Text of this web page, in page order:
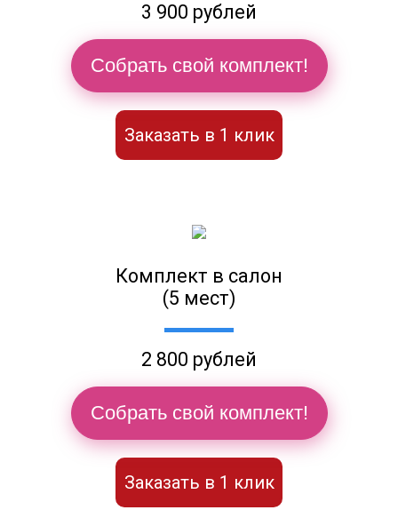
3 900 рублей
Собрать свой комплект!
Заказать в 1 клик
Комплект в салон
(5 мест)
2 800 рублей
Собрать свой комплект!
Заказать в 1 клик